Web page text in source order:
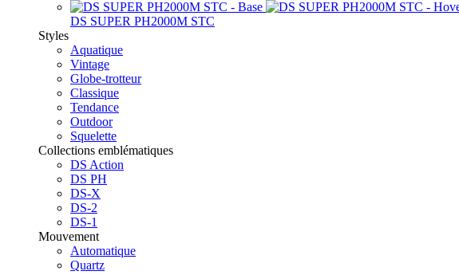
DS SUPER PH2000M STC
Styles
Aquatique
Vintage
Globe-trotteur
Classique
Tendance
Outdoor
Squelette
Collections emblématiques
DS Action
DS PH
DS-X
DS-2
DS-1
Mouvement
Automatique
Quartz